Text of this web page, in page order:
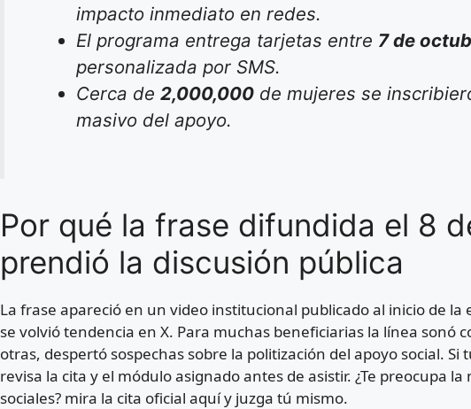
impacto inmediato en redes.
El programa entrega tarjetas entre 7 de
personalizada por SMS.
Cerca de2,000,000 de mujeres se
masivo del apoyo.
Por qué la frase difundida el 8
prendió la discusión pública
La frase apareció en un video institucional publicado al inicio de
se volvió tendencia en X. Para muchas beneficiarias la línea sonó
otras, despertó sospechas sobre la politización del apoyo social.
revisa la cita y el módulo asignado antes de asistir. ¿Te preocupa
sociales? mira la cita oficial aquí y juzga tú mismo.